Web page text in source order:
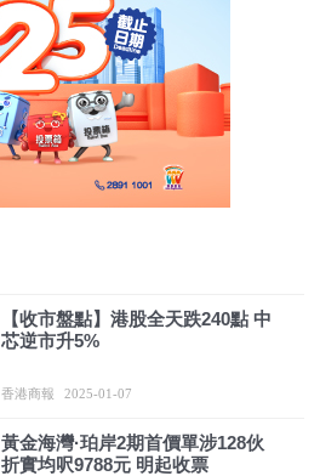
【收市盤點】港股全天跌240點 中
芯逆市升5%
香港商報 2025-01-07
黃金海灣·珀岸2期首價單涉128伙
折實均呎9788元 明起收票